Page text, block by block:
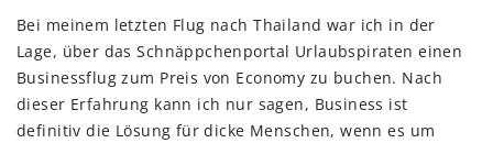
Bei meinem letzten Flug nach Thailand war ich in der
Lage, über das Schnäppchenportal Urlaubspiraten einen
Businessflug zum Preis von Economy zu buchen. Nach
dieser Erfahrung kann ich nur sagen, Business ist
definitiv die Lösung für dicke Menschen, wenn es um